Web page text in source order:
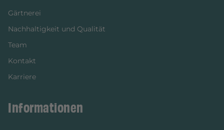
Gärtnerei
Nachhaltigkeit und Qualität
Team
Kontakt
Karriere
Informationen